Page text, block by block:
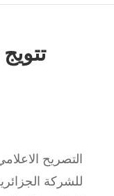
التصريح
للشركة